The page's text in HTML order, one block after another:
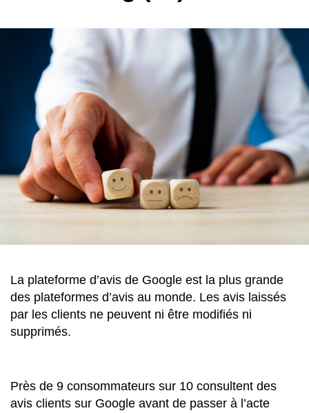
La plateforme d’avis de Google est la plus grande
des plateformes d’avis au monde. Les avis laissés
par les clients ne peuvent ni être modifiés ni
supprimés.
Près de 9 consommateurs sur 10 consultent des
avis clients sur Google avant de passer à l’acte